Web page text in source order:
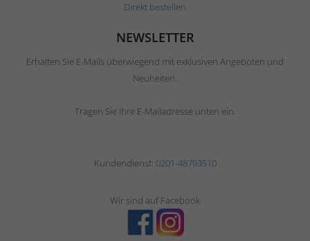
Direkt bestellen
NEWSLETTER
Erhalten Sie E-Mails überwiegend mit exklusiven Angeboten und
Neuheiten.
Tragen Sie Ihre E-Mailadresse unten ein.
Kundendienst: 0201-48793510
Wir sind auf Facebook